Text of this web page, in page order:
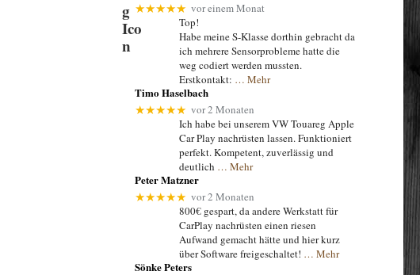
★★★★★ vor einem Monat
Top!
Habe meine S-Klasse dorthin gebracht da
ich mehrere Sensorprobleme hatte die
weg codiert werden mussten.
Erstkontakt: … Mehr
Timo Haselbach
★★★★★ vor 2 Monaten
Ich habe bei unserem VW Touareg Apple
Car Play nachrüsten lassen. Funktioniert
perfekt. Kompetent, zuverlässig und
deutlich … Mehr
Peter Matzner
★★★★★ vor 2 Monaten
800€ gespart, da andere Werkstatt für
CarPlay nachrüsten einen riesen
Aufwand gemacht hätte und hier kurz
über Software freigeschaltet! … Mehr
Sönke Peters